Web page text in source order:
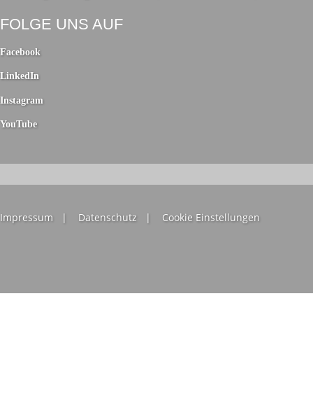
FOLGE UNS AUF
Facebook
LinkedInLinkedIn
InstagramInstagram
YouTubeYouTube
Impressum | Datenschutz | Cookie Einstellungen